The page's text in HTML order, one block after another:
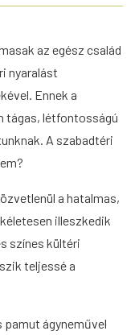
az egész család
nyaralást
Ennek a
tágas, létfontosságú
A szabadtéri
a hatalmas,
illeszkedik
színes kültéri
teljessé a
ágyneművel